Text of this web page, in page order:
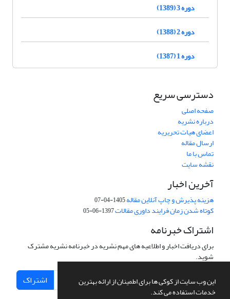
این وب سایت از کوکی ها برای اطمینان از ارائه بهترین
خدمات استفاده می کند.
دوره 3 (1389)
دوره 2 (1388)
دوره 1 (1387)
دسترسی سریع
صفحه اصلی
درباره نشریه
اعضای هیات تحریریه
ارسال مقاله
تماس با ما
نقشه سایت
آخرین اخبار
هزینه پذیرش و چاپ آنلاین مقاله1405-04-07
کوتاه شدن زمان فرایند داوری مقالات1397-06-05
اشتراک خبرنامه
برای دریافت اخبار و اطلاعیه های مهم نشریه در خبرنامه نشریه مشترک
شوید.
اشتراک